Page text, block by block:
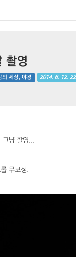
촬영
세상, 야경 2014. 6. 12.
그냥 촬영...
무보정.